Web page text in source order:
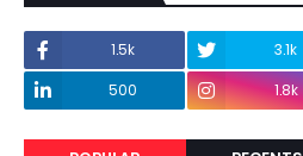
1.5k 3.1k
500
1.8k